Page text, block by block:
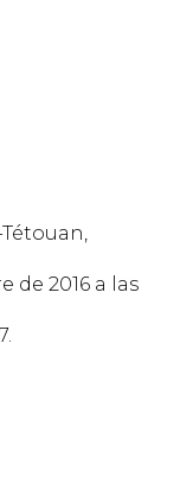
de 2016 a las